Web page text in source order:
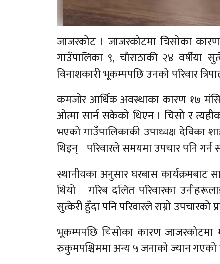
जाजरकोट । जाजरकोटमा चिसोका
गाउँपालिका ९, चौराठाकी २४
विनाशकारी भूकम्पपछि उनको परिवार
कमजोर आर्थिक अवस्थाका कारण १७
ओत्मा सार्न सकेको थिएन । चिसो र
भएको गाउँपालिकाकी उपाध्यक्ष देविका
थिइन् । परिवारले समयमा उपचार पनि
स्थानीयका अनुसार घरबास कार्यक्रमबाट
थियो । गरिब दलित परिवारका
सुत्केरी हुँदा पनि परिवारले राम्रो उपचारको
भूकम्पपछि चिसोका कारण
रुकुमपश्चिममा अन्य ५ जनाको ज्यान गएको